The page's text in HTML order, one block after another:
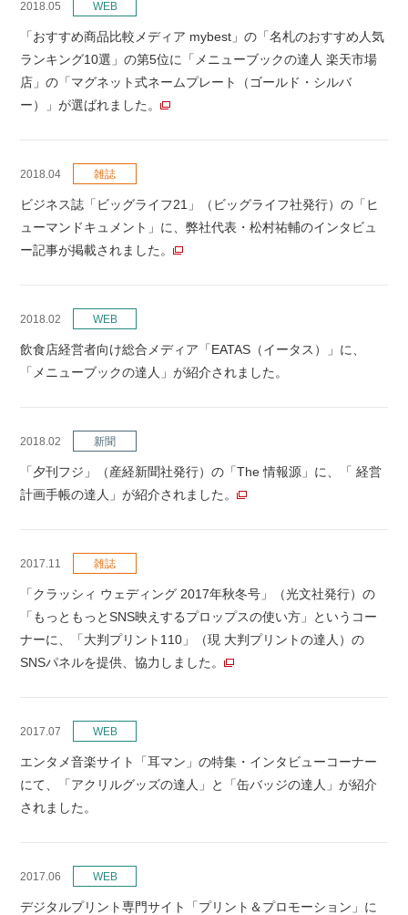
2018.05 WEB
「おすすめ商品比較メディア mybest」の「名札のおすすめ人気
ランキング10選」の第5位に「メニューブックの達人 楽天市場
店」の「マグネット式ネームプレート（ゴールド・シルバ
ー）」が選ばれました。
2018.04 雑誌
ビジネス誌「ビッグライフ21」（ビッグライフ社発行）の「ヒ
ューマンドキュメント」に、弊社代表・松村祐輔のインタビュ
ー記事が掲載されました。
2018.02 WEB
飲食店経営者向け総合メディア「EATAS（イータス）」に、
「メニューブックの達人」が紹介されました。
2018.02 新聞
「夕刊フジ」（産経新聞社発行）の「The 情報源」に、「 経営
計画手帳の達人」が紹介されました。
2017.11 雑誌
「クラッシィ ウェディング 2017年秋冬号」（光文社発行）の
「もっともっとSNS映えするプロップスの使い方」というコー
ナーに、「大判プリント110」（現 大判プリントの達人）の
SNSパネルを提供、協力しました。
2017.07 WEB
エンタメ音楽サイト「耳マン」の特集・インタビューコーナー
にて、「アクリルグッズの達人」と「缶バッジの達人」が紹介
されました。
2017.06 WEB
デジタルプリント専門サイト「プリント＆プロモーション」に